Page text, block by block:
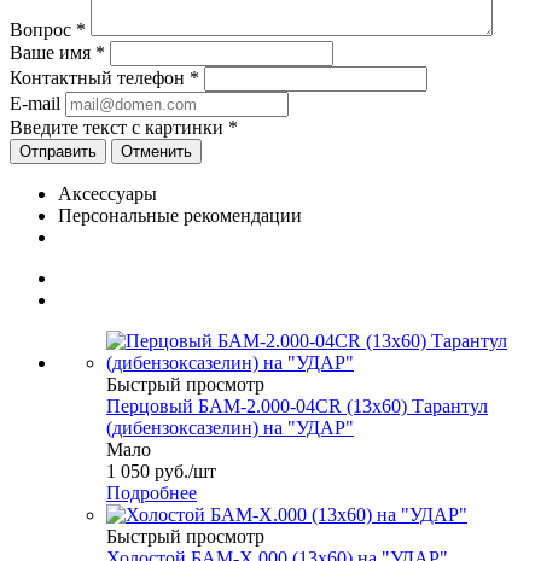
Вопрос *
Ваше имя *
Контактный телефон *
E-mail
Введите текст с картинки *
Отменить
Аксессуары
Персональные рекомендации
Быстрый просмотр
Перцовый БАМ-2.000-04CR (13х60) Тарантул
(дибензоксазелин) на "УДАР"
Мало
1 050 руб./шт
Подробнее
Быстрый просмотр